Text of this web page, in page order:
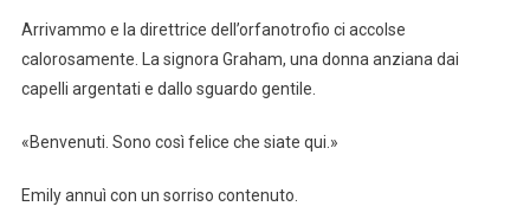
Arrivammo e la direttrice dell’orfanotrofio ci accolse
calorosamente. La signora Graham, una donna anziana dai
capelli argentati e dallo sguardo gentile.
«Benvenuti. Sono così felice che siate qui.»
Emily annuì con un sorriso contenuto.